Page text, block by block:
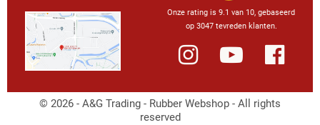
Onze rating is 9.1 van 10, gebaseerd
op 3047 tevreden klanten.
© 2026 - A&G Trading - Rubber Webshop - All rights
reserved